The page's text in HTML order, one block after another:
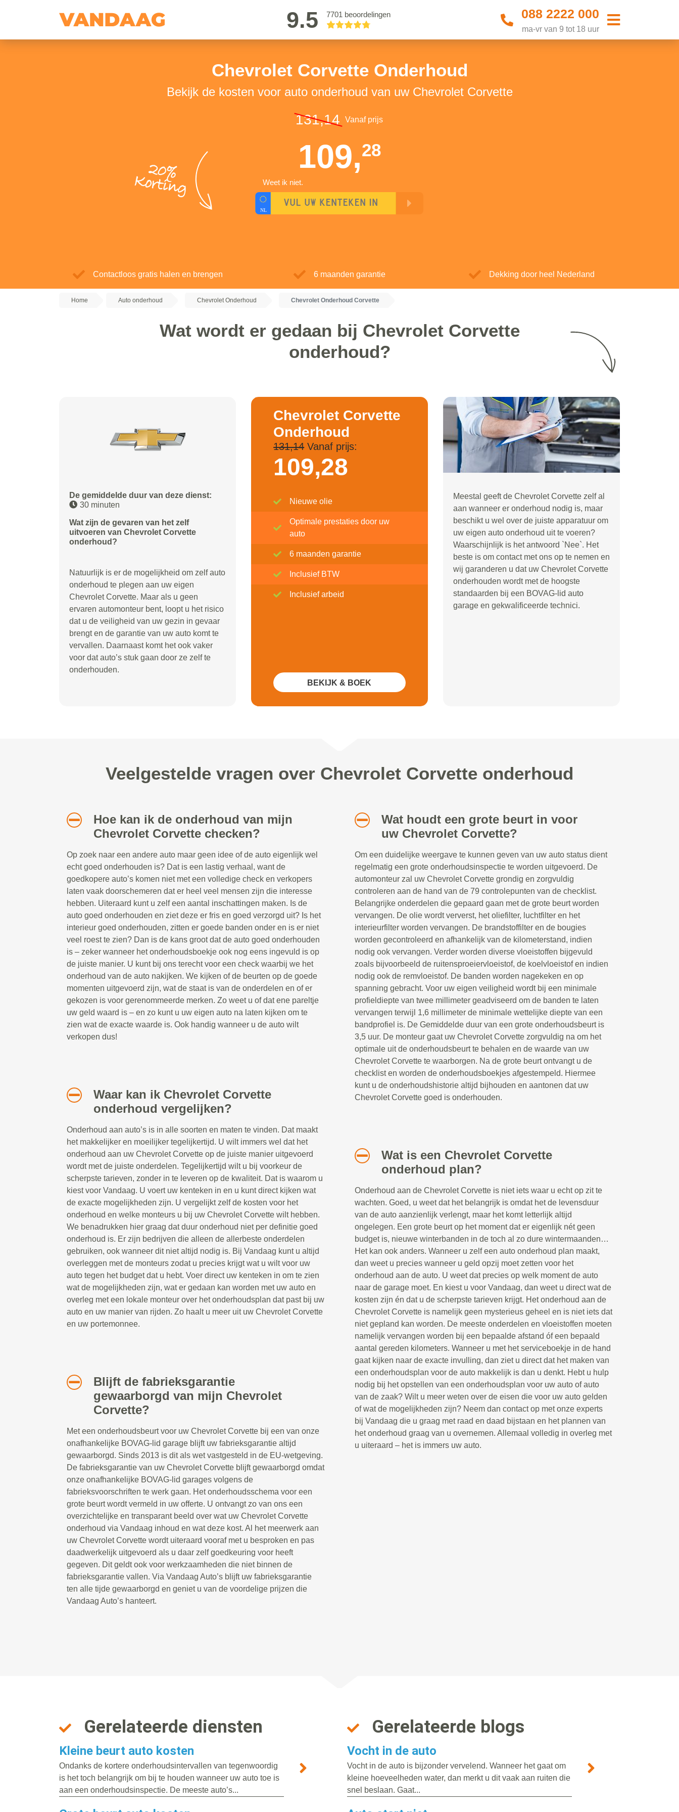
9.5 7701 beoordelingen 088 2222 000
ma-vr van 9 tot 18 uur
Chevrolet Corvette Onderhoud
Bekijk de kosten voor auto onderhoud van uw Chevrolet Corvette
20%
Korting
131,14 Vanaf prijs
109,28
Weet ik niet.
Contactloos gratis halen en brengen 6 maanden garantie Dekking door heel Nederland
Home Auto onderhoud Chevrolet Onderhoud Chevrolet Onderhoud Corvette
Wat wordt er gedaan bij Chevrolet Corvette
onderhoud?
De gemiddelde duur van deze dienst:
30 minuten
Wat zijn de gevaren van het zelf
uitvoeren van Chevrolet Corvette
onderhoud?
Natuurlijk is er de mogelijkheid om zelf auto
onderhoud te plegen aan uw eigen
Chevrolet Corvette. Maar als u geen
ervaren automonteur bent, loopt u het risico
dat u de veiligheid van uw gezin in gevaar
brengt en de garantie van uw auto komt te
vervallen. Daarnaast komt het ook vaker
voor dat auto’s stuk gaan door ze zelf te
onderhouden.
Chevrolet Corvette
Onderhoud
131,14Vanaf prijs:
109,28
Nieuwe olie
Optimale prestaties door uw
auto
6 maanden garantie
Inclusief BTW
Inclusief arbeid
BEKIJK & BOEK
Meestal geeft de Chevrolet Corvette zelf al
aan wanneer er onderhoud nodig is, maar
beschikt u wel over de juiste apparatuur om
uw eigen auto onderhoud uit te voeren?
Waarschijnlijk is het antwoord `Nee`. Het
beste is om contact met ons op te nemen en
wij garanderen u dat uw Chevrolet Corvette
onderhouden wordt met de hoogste
standaarden bij een BOVAG-lid auto
garage en gekwalificeerde technici.
Veelgestelde vragen over Chevrolet Corvette onderhoud
Hoe kan ik de onderhoud van mijn
Chevrolet Corvette checken?
Op zoek naar een andere auto maar geen idee of de auto eigenlijk wel
echt goed onderhouden is? Dat is een lastig verhaal, want de
goedkopere auto’s komen niet met een volledige check en verkopers
laten vaak doorschemeren dat er heel veel mensen zijn die interesse
hebben. Uiteraard kunt u zelf een aantal inschattingen maken. Is de
auto goed onderhouden en ziet deze er fris en goed verzorgd uit? Is het
interieur goed onderhouden, zitten er goede banden onder en is er niet
veel roest te zien? Dan is de kans groot dat de auto goed onderhouden
is – zeker wanneer het onderhoudsboekje ook nog eens ingevuld is op
de juiste manier. U kunt bij ons terecht voor een check waarbij we het
onderhoud van de auto nakijken. We kijken of de beurten op de goede
momenten uitgevoerd zijn, wat de staat is van de onderdelen en of er
gekozen is voor gerenommeerde merken. Zo weet u of dat ene pareltje
uw geld waard is – en zo kunt u uw eigen auto na laten kijken om te
zien wat de exacte waarde is. Ook handig wanneer u de auto wilt
verkopen dus!
Waar kan ik Chevrolet Corvette
onderhoud vergelijken?
Onderhoud aan auto’s is in alle soorten en maten te vinden. Dat maakt
het makkelijker en moeilijker tegelijkertijd. U wilt immers wel dat het
onderhoud aan uw Chevrolet Corvette op de juiste manier uitgevoerd
wordt met de juiste onderdelen. Tegelijkertijd wilt u bij voorkeur de
scherpste tarieven, zonder in te leveren op de kwaliteit. Dat is waarom u
kiest voor Vandaag. U voert uw kenteken in en u kunt direct kijken wat
de exacte mogelijkheden zijn. U vergelijkt zelf de kosten voor het
onderhoud en welke monteurs u bij uw Chevrolet Corvette wilt hebben.
We benadrukken hier graag dat duur onderhoud niet per definitie goed
onderhoud is. Er zijn bedrijven die alleen de allerbeste onderdelen
gebruiken, ook wanneer dit niet altijd nodig is. Bij Vandaag kunt u altijd
overleggen met de monteurs zodat u precies krijgt wat u wilt voor uw
auto tegen het budget dat u hebt. Voer direct uw kenteken in om te zien
wat de mogelijkheden zijn, wat er gedaan kan worden met uw auto en
overleg met een lokale monteur over het onderhoudsplan dat past bij uw
auto en uw manier van rijden. Zo haalt u meer uit uw Chevrolet Corvette
en uw portemonnee.
Blijft de fabrieksgarantie
gewaarborgd van mijn Chevrolet
Corvette?
Met een onderhoudsbeurt voor uw Chevrolet Corvette bij een van onze
onafhankelijke BOVAG-lid garage blijft uw fabrieksgarantie altijd
gewaarborgd. Sinds 2013 is dit als wet vastgesteld in de EU-wetgeving.
De fabrieksgarantie van uw Chevrolet Corvette blijft gewaarborgd omdat
onze onafhankelijke BOVAG-lid garages volgens de
fabrieksvoorschriften te werk gaan. Het onderhoudsschema voor een
grote beurt wordt vermeld in uw offerte. U ontvangt zo van ons een
overzichtelijke en transparant beeld over wat uw Chevrolet Corvette
onderhoud via Vandaag inhoud en wat deze kost. Al het meerwerk aan
uw Chevrolet Corvette wordt uiteraard vooraf met u besproken en pas
daadwerkelijk uitgevoerd als u daar zelf goedkeuring voor heeft
gegeven. Dit geldt ook voor werkzaamheden die niet binnen de
fabrieksgarantie vallen. Via Vandaag Auto’s blijft uw fabrieksgarantie
ten alle tijde gewaarborgd en geniet u van de voordelige prijzen die
Vandaag Auto’s hanteert.
Wat houdt een grote beurt in voor
uw Chevrolet Corvette?
Om een duidelijke weergave te kunnen geven van uw auto status dient
regelmatig een grote onderhoudsinspectie te worden uitgevoerd. De
automonteur zal uw Chevrolet Corvette grondig en zorgvuldig
controleren aan de hand van de 79 controlepunten van de checklist.
Belangrijke onderdelen die gepaard gaan met de grote beurt worden
vervangen. De olie wordt ververst, het oliefilter, luchtfilter en het
interieurfilter worden vervangen. De brandstoffilter en de bougies
worden gecontroleerd en afhankelijk van de kilometerstand, indien
nodig ook vervangen. Verder worden diverse vloeistoffen bijgevuld
zoals bijvoorbeeld de ruitensproeiervloeistof, de koelvloeistof en indien
nodig ook de remvloeistof. De banden worden nagekeken en op
spanning gebracht. Voor uw eigen veiligheid wordt bij een minimale
profieldiepte van twee millimeter geadviseerd om de banden te laten
vervangen terwijl 1,6 millimeter de minimale wettelijke diepte van een
bandprofiel is. De Gemiddelde duur van een grote onderhoudsbeurt is
3,5 uur. De monteur gaat uw Chevrolet Corvette zorgvuldig na om het
optimale uit de onderhoudsbeurt te behalen en de waarde van uw
Chevrolet Corvette te waarborgen. Na de grote beurt ontvangt u de
checklist en worden de onderhoudsboekjes afgestempeld. Hiermee
kunt u de onderhoudshistorie altijd bijhouden en aantonen dat uw
Chevrolet Corvette goed is onderhouden.
Wat is een Chevrolet Corvette
onderhoud plan?
Onderhoud aan de Chevrolet Corvette is niet iets waar u echt op zit te
wachten. Goed, u weet dat het belangrijk is omdat het de levensduur
van de auto aanzienlijk verlengt, maar het komt letterlijk altijd
ongelegen. Een grote beurt op het moment dat er eigenlijk nét geen
budget is, nieuwe winterbanden in de toch al zo dure wintermaanden…
Het kan ook anders. Wanneer u zelf een auto onderhoud plan maakt,
dan weet u precies wanneer u geld opzij moet zetten voor het
onderhoud aan de auto. U weet dat precies op welk moment de auto
naar de garage moet. En kiest u voor Vandaag, dan weet u direct wat de
kosten zijn én dat u de scherpste tarieven krijgt. Het onderhoud aan de
Chevrolet Corvette is namelijk geen mysterieus geheel en is niet iets dat
niet gepland kan worden. De meeste onderdelen en vloeistoffen moeten
namelijk vervangen worden bij een bepaalde afstand óf een bepaald
aantal gereden kilometers. Wanneer u met het serviceboekje in de hand
gaat kijken naar de exacte invulling, dan ziet u direct dat het maken van
een onderhoudsplan voor de auto makkelijk is dan u denkt. Hebt u hulp
nodig bij het opstellen van een onderhoudsplan voor uw auto of auto
van de zaak? Wilt u meer weten over de eisen die voor uw auto gelden
of wat de mogelijkheden zijn? Neem dan contact op met onze experts
bij Vandaag die u graag met raad en daad bijstaan en het plannen van
het onderhoud graag van u overnemen. Allemaal volledig in overleg met
u uiteraard – het is immers uw auto.
Gerelateerde diensten
Kleine beurt auto kosten
Ondanks de kortere onderhoudsintervallen van tegenwoordig
is het toch belangrijk om bij te houden wanneer uw auto toe is
aan een onderhoudsinspectie. De meeste auto’s...
Gerelateerde blogs
Vocht in de auto
Vocht in de auto is bijzonder vervelend. Wanneer het gaat om
kleine hoeveelheden water, dan merkt u dit vaak aan ruiten die
snel beslaan. Gaat...